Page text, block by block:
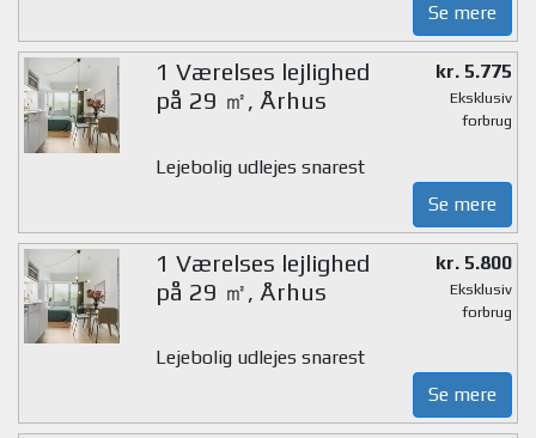
Se mere
1 Værelses lejlighed
på 29 ㎡, Århus
kr. 5.775
Eksklusiv
forbrug
Lejebolig udlejes snarest
Se mere
1 Værelses lejlighed
på 29 ㎡, Århus
kr. 5.800
Eksklusiv
forbrug
Lejebolig udlejes snarest
Se mere